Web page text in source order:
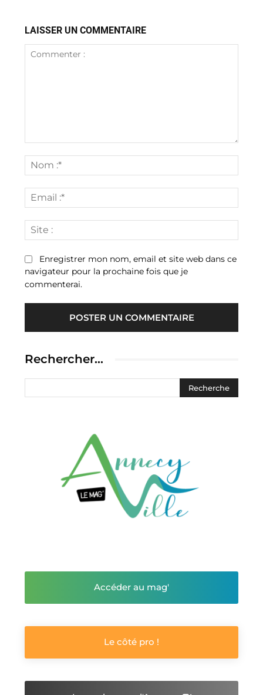
LAISSER UN COMMENTAIRE
:*
:*
:
Enregistrer mon nom, email et site web dans ce
navigateur pour la prochaine fois que je
commenterai.
Rechercher…
Accéder au mag'
Le côté pro !